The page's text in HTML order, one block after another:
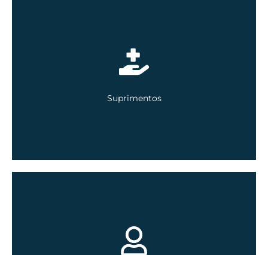
EM BREVE
Suprimentos
EM BREVE